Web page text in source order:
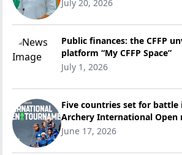
July 20, 2026
Public finances: the CFFP
platform “My CFFP Space”
July 1, 2026
Five countries set for battle
Archery International Open
June 17, 2026